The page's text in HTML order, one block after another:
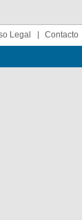
Legal Contacto